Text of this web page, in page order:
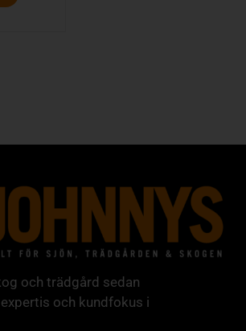
och trädgård sedan
och kundfokus i